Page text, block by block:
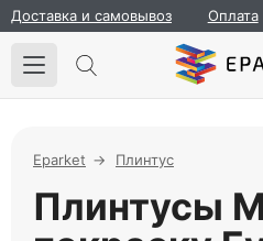
Доставка и самовывоз Оплата
Eparket Плинтус
Плинтусы